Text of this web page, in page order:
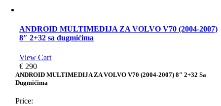
ANDROID MULTIMEDIJA ZA VOLVO V70 (2004-2007)
8″ 2+32 sa dugmićima
View Cart
€ 290
ANDROID MULTIMEDIJA ZA VOLVO V70 (2004-2007) 8″ 2+32 Sa
Dugmićima
Price: